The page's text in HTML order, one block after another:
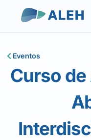
Eventos
Curso